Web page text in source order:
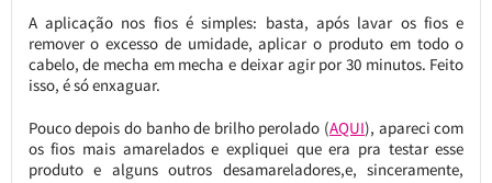
A aplicação nos fios é simples: basta, após lavar os fios e
remover o excesso de umidade, aplicar o produto em todo o
cabelo, de mecha em mecha e deixar agir por 30 minutos. Feito
isso, é só enxaguar.
Pouco depois do banho de brilho perolado (AQUI), apareci com
os fios mais amarelados e expliquei que era pra testar esse
produto e alguns outros desamareladores,e, sinceramente,